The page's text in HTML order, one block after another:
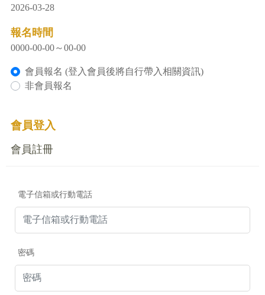
2026-03-28
報名時間
0000-00-00～00-00
會員報名 (登入會員後將自行帶入相關資訊)
非會員報名
會員登入
會員註冊
電子信箱或行動電話
密碼